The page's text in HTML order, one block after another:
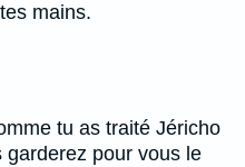
mains.
tu as traité Jéricho
pour vous le